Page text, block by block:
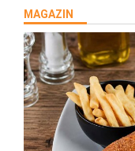
MAGAZIN